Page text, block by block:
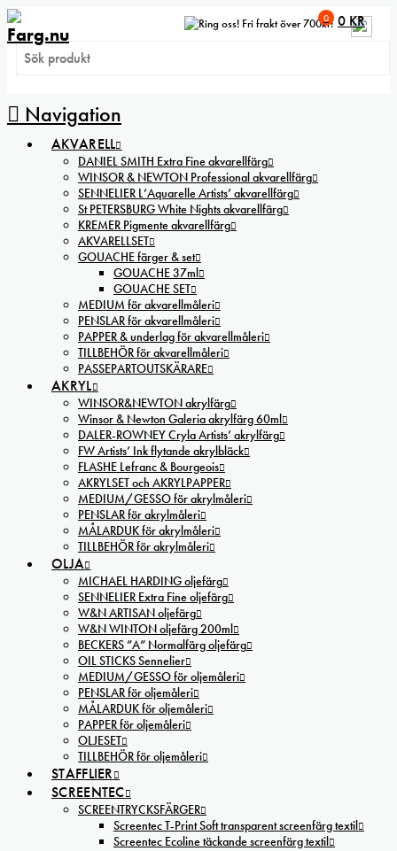
Fri frakt över 700kr!
Navigation
0 0 KR
AKVARELL
DANIEL SMITH Extra Fine akvarellfärg
WINSOR & NEWTON Professional akvarellfärg
SENNELIER L’Aquarelle Artists’ akvarellfärg
St PETERSBURG White Nights akvarellfärg
KREMER Pigmente akvarellfärg
AKVARELLSET
GOUACHE färger & set
GOUACHE 37ml
GOUACHE SET
MEDIUM för akvarellmåleri
PENSLAR för akvarellmåleri
PAPPER & underlag för akvarellmåleri
TILLBEHÖR för akvarellmåleri
PASSEPARTOUTSKÄRARE
AKRYL
WINSOR&NEWTON akrylfärg
Winsor & Newton Galeria akrylfärg 60ml
DALER-ROWNEY Cryla Artists’ akrylfärg
FW Artists’ Ink flytande akrylbläck
FLASHE Lefranc & Bourgeois
AKRYLSET och AKRYLPAPPER
MEDIUM/GESSO för akrylmåleri
PENSLAR för akrylmåleri
MÅLARDUK för akrylmåleri
TILLBEHÖR för akrylmåleri
OLJA
MICHAEL HARDING oljefärg
SENNELIER Extra Fine oljefärg
W&N ARTISAN oljefärg
W&N WINTON oljefärg 200ml
BECKERS ”A” Normalfärg oljefärg
OIL STICKS Sennelier
MEDIUM/GESSO för oljemåleri
PENSLAR för oljemåleri
MÅLARDUK för oljemåleri
PAPPER för oljemåleri
OLJESET
TILLBEHÖR för oljemåleri
STAFFLIER
SCREENTEC
SCREENTRYCKSFÄRGER
Screentec T-Print Soft transparent screenfärg textil
Screentec Ecoline täckande screenfärg textil